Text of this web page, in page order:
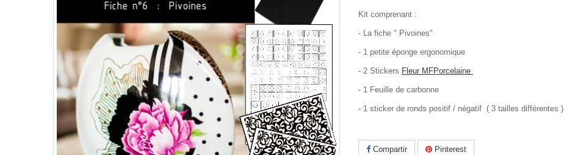
Kit comprenant :
- La fiche " Pivoines"
- 1 petite éponge ergonomique
- 2 Stickers Fleur MFPorcelaine
- 1 Feuille de carbonne
- 1 sticker de ronds positif / négatif ( 3 tailles différentes )
Compartir Pinterest